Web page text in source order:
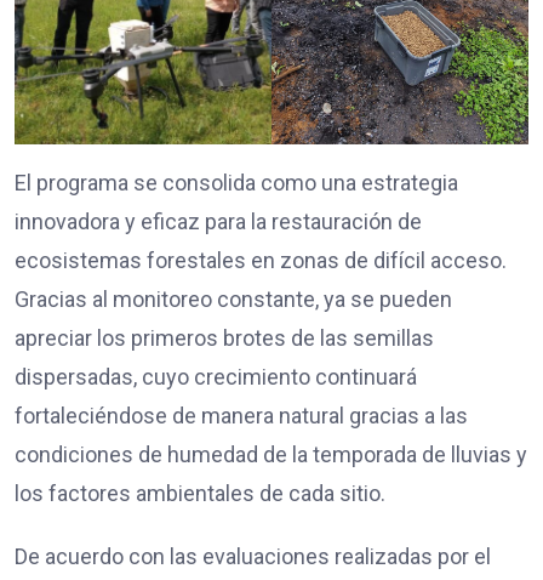
El programa se consolida como una estrategia
innovadora y eficaz para la restauración de
ecosistemas forestales en zonas de difícil acceso.
Gracias al monitoreo constante, ya se pueden
apreciar los primeros brotes de las semillas
dispersadas, cuyo crecimiento continuará
fortaleciéndose de manera natural gracias a las
condiciones de humedad de la temporada de lluvias y
los factores ambientales de cada sitio.
De acuerdo con las evaluaciones realizadas por el